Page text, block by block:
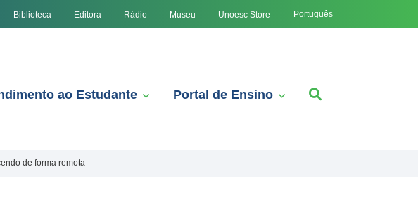
Biblioteca Editora Rádio Museu Unoesc Store Português
ao Estudante Portal de Ensino
de forma remota